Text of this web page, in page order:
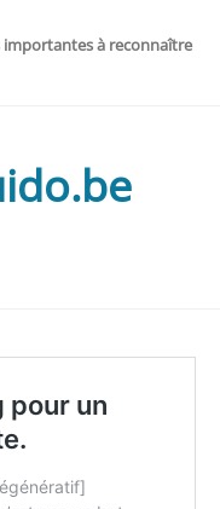
importantes à reconnaître